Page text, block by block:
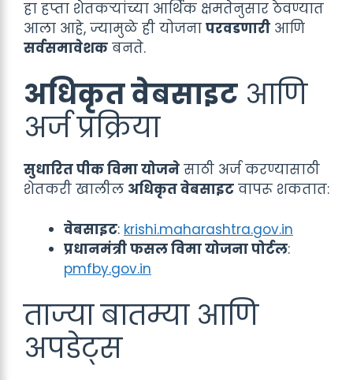
हा हप्ता शेतकऱ्यांच्या आर्थिक क्षमतेनुसार ठेवण्यात
आला आहे, ज्यामुळे ही योजना परवडणारी आणि
सर्वसमावेशक बनते.
अधिकृत वेबसाइट आणि
अर्ज प्रक्रिया
सुधारित पीक विमा योजने साठी अर्ज करण्यासाठी
शेतकरी खालील अधिकृत वेबसाइट वापरू शकतात:
वेबसाइट: krishi.maharashtra.gov.in
प्रधानमंत्री फसल विमा योजना पोर्टल:
pmfby.gov.in
ताज्या बातम्या आणि
अपडेट्स